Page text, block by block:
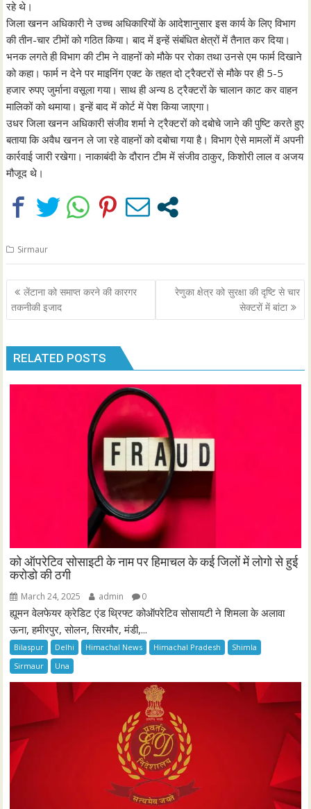
रहे थे।
जिला खनन अधिकारी ने उच्च अधिकारियों के आदेशानुसार इस कार्य के लिए विभाग
की तीन-चार टीमों को गठित किया। बाद में इन्हें संबंधित क्षेत्रों में तैनात कर दिया।
भनक लगते ही विभाग की टीम ने वाहनों को मौके पर रोका तथा उनसे एम फार्म दिखाने
को कहा। फार्म न देने पर माइनिंग एक्ट के तहत दो ट्रैक्टरों से मौके पर ही 5-5
हजार रुपए जुर्माना वसूला गया। साथ ही अन्य 8 ट्रैक्टरों के चालान काट कर वाहन
मालिकों को थमाया। इन्हें बाद में कोर्ट में पेश किया जाएगा।
उधर जिला खनन अधिकारी संजीव शर्मा ने ट्रैक्टरों को दबोचे जाने की पुष्टि करते हुए
बताया कि अवैध खनन ले जा रहे वाहनों को दबोचा गया है। विभाग ऐसे मामलों में अपनी
कार्रवाई जारी रखेगा। नाकाबंदी के दौरान टीम में संजीव ठाकुर, किशोरी लाल व अजय
मौजूद थे।
Sirmaur
Post
navigation
लेंटाना को समाप्त करने की कारगर
तकनीकी इजाद
रेणुका क्षेत्र को सुरक्षा की दृष्टि से चार
सेक्टरों में बांटा
RELATED POSTS
को ऑपरेटिव सोसाइटी के नाम पर हिमाचल के कई जिलों में लोगो से हुई
करोडो की ठगी
March 24, 2025 admin 0
ह्यूमन वेलफेयर क्रेडिट एंड थ्रिफ्ट कोऑपरेटिव सोसायटी ने शिमला के अलावा
ऊना, हमीरपुर, सोलन, सिरमौर, मंडी,...
Bilaspur Delhi Himachal News Himachal Pradesh
Shimla
Sirmaur
Una